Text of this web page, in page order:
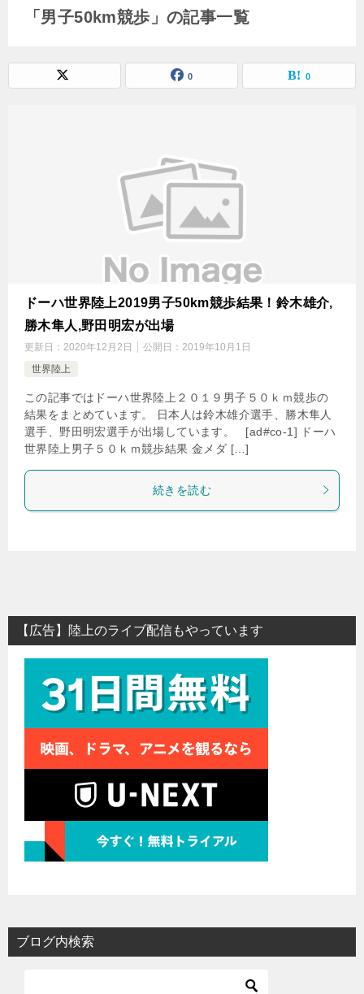
「男子50km競歩」の記事一覧
0 0
ドーハ世界陸上2019男子50km競歩結果！鈴木雄介,
勝木隼人,野田明宏が出場
更新日： 2020年12月2日 公開日： 2019年10月1日
世界陸上
この記事ではドーハ世界陸上２０１９男子５０ｋｍ競歩の
結果をまとめています。 日本人は鈴木雄介選手、勝木隼人
選手、野田明宏選手が出場しています。 [ad#co-1] ドーハ
世界陸上男子５０ｋｍ競歩結果 金メダ […]
続きを読む
【広告】陸上のライブ配信もやっています
ブログ内検索